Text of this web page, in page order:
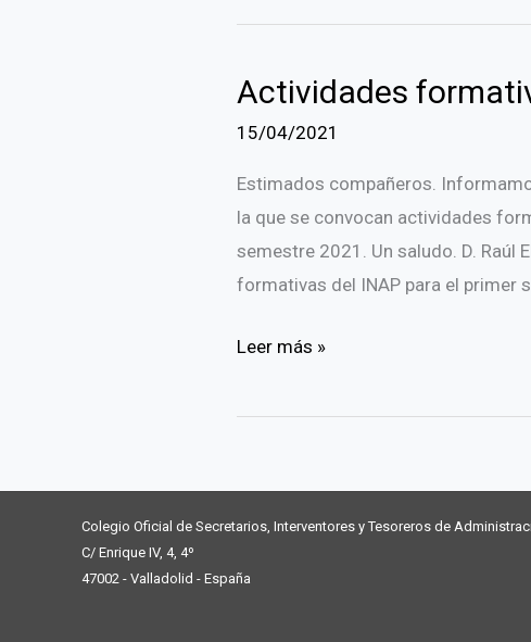
Estatuto
del
pequeño
Un
reto
para
los
nacionales.
29,
de
noviembre
Actividades
15/04/2021
Estimados compañeros.
la que se convocan actividades
semestre 2021. Un saludo. D. Raúl
formativas del INAP para el primer
Actividades
del
semestre
Leer más »
Colegio Oficial de Secretarios, Interventores y Tesoreros de
C/ Enrique IV, 4, 4º
47002 - Valladolid - España